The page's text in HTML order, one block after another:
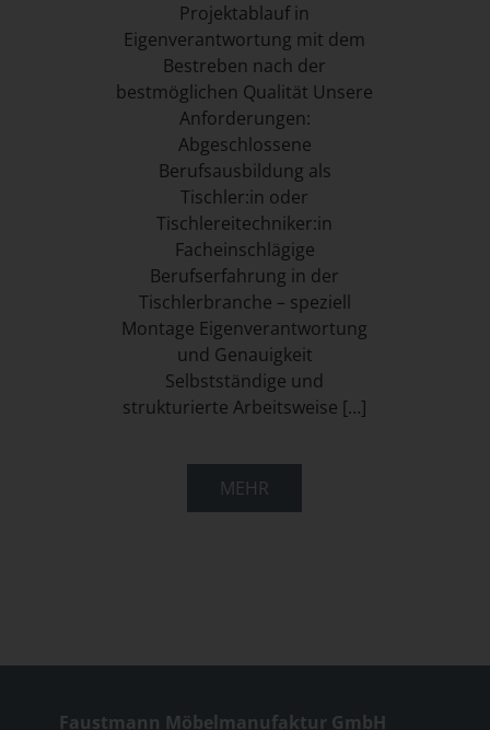
Projektablauf in
Eigenverantwortung mit dem
Bestreben nach der
bestmöglichen Qualität Unsere
Anforderungen:
Abgeschlossene
Berufsausbildung als
Tischler:in oder
Tischlereitechniker:in
Facheinschlägige
Berufserfahrung in der
Tischlerbranche – speziell
Montage Eigenverantwortung
und Genauigkeit
Selbstständige und
strukturierte Arbeitsweise […]
MEHR
Faustmann Möbelmanufaktur GmbH